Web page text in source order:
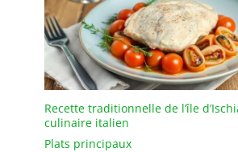
Recette traditionnelle de l’île
culinaire italien
Plats principaux